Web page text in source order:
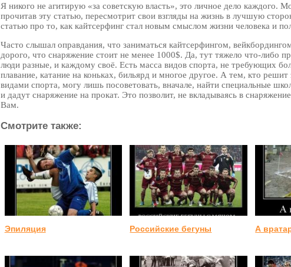
Я никого не агитирую «за советскую власть», это личное дело каждого.
прочитав эту статью, пересмотрит свои взгляды на жизнь в лучшую
статью про то, как кайтсерфинг стал новым смыслом жизни человека и
Часто слышал оправдания, что заниматься кайтсерфингом,
дорого, что снаряжение стоит не менее 1000$. Да, тут тяжело что-либо
люди разные, и каждому своё. Есть масса видов спорта, не требующих
плавание, катание на коньках, бильярд и многое другое. А тем, кто решит
видами спорта, могу лишь посоветовать, вначале, найти специальные
и дадут снаряжение на прокат. Это позволит, не вкладываясь в
Вам.
Смотрите также:
Эпиляция Российские бегуны А